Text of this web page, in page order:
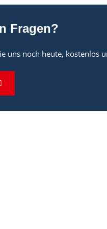
Fragen?
uns noch heute, kostenlos